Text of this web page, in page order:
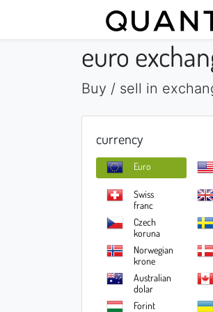
euro
Buy / sell in
currency
Euro
Swiss
franc
Czech
koruna
Norwegian
krone
Australian
dolar
Forint